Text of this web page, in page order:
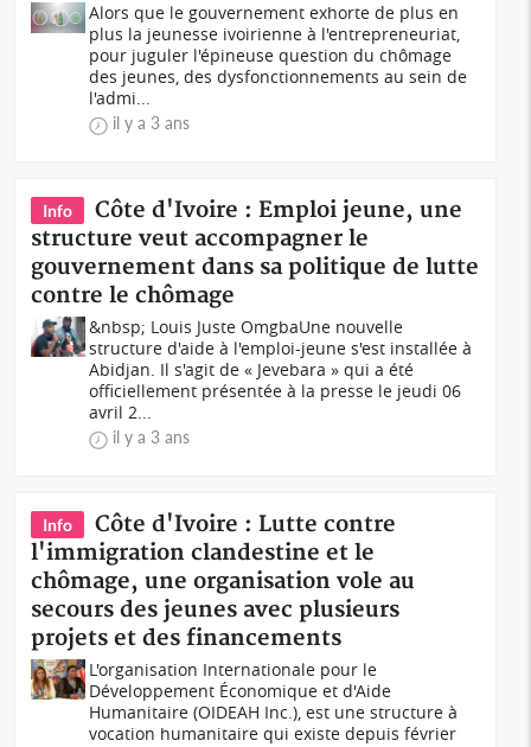
Alors que le gouvernement exhorte de plus en
plus la jeunesse ivoirienne à l'entrepreneuriat,
pour juguler l'épineuse question du chômage
des jeunes, des dysfonctionnements au sein de
l'admi...
il y a 3 ans
Info
Côte d'Ivoire : Emploi jeune, une
structure veut accompagner le
gouvernement dans sa politique de lutte
contre le chômage
&nbsp; Louis Juste OmgbaUne nouvelle
structure d'aide à l'emploi-jeune s'est installée à
Abidjan. Il s'agit de « Jevebara » qui a été
officiellement présentée à la presse le jeudi 06
avril 2...
il y a 3 ans
Info
Côte d'Ivoire : Lutte contre
l'immigration clandestine et le
chômage, une organisation vole au
secours des jeunes avec plusieurs
projets et des financements
L'organisation Internationale pour le
Développement Économique et d'Aide
Humanitaire (OIDEAH Inc.), est une structure à
vocation humanitaire qui existe depuis février